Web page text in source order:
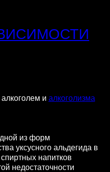
и алкоголизма
из форм
уксусного альдегида в
напитков
недостаточности